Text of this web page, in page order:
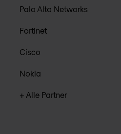
Palo Alto Networks
Fortinet
Cisco
Nokia
+ Alle Partner